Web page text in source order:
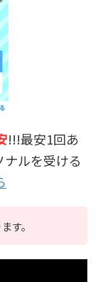
!!!最安1回あ
ルを受ける
す。